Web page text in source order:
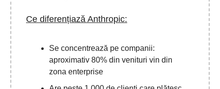
Ce diferențiază Anthropic:
Se concentrează pe companii:
aproximativ 80% din venituri vin din
zona enterprise